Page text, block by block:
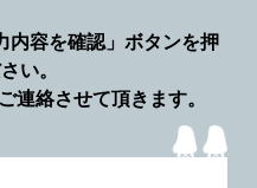
内容を確認」ボタンを押
い。
連絡させて頂きます。